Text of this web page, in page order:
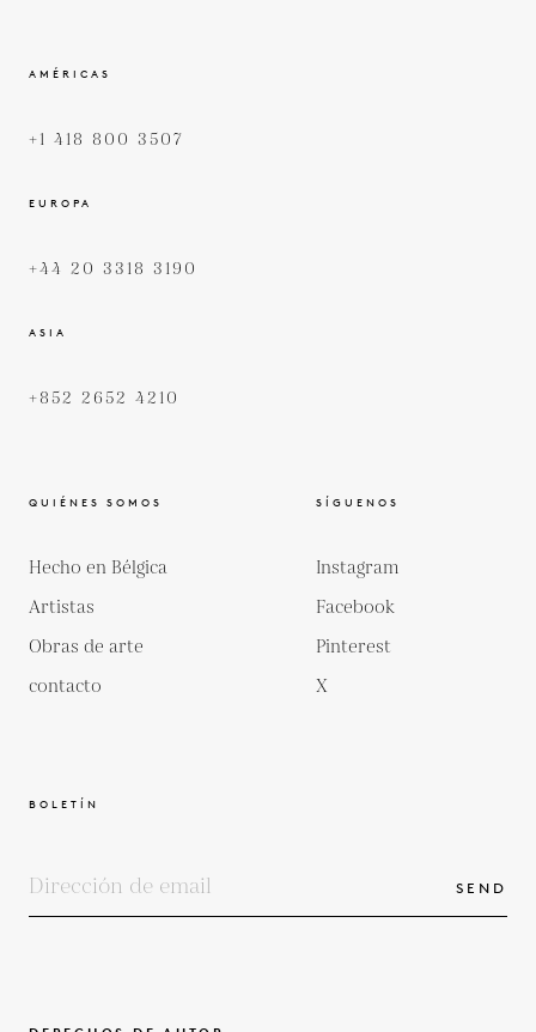
AMÉRICAS
+1 418 800 3507
EUROPA
+44 20 3318 3190
ASIA
+852 2652 4210
QUIÉNES SOMOS
Hecho en Bélgica
Artistas
Obras de arte
contacto
SÍGUENOS
Instagram
Facebook
Pinterest
X
BOLETÍN
SEND